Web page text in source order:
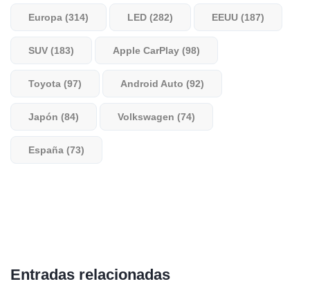
Europa (314) LED (282) EEUU (187)
SUV (183) Apple CarPlay (98)
Toyota (97) Android Auto (92)
Japón (84) Volkswagen (74)
España (73)
Entradas relacionadas